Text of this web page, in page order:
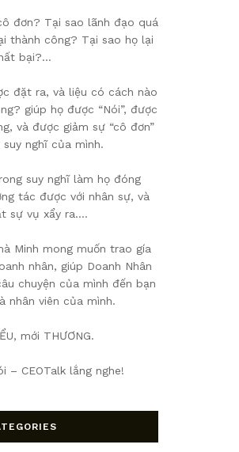
đơn? Tại sao lãnh đạo quá
thành công? Tại sao họ lại
bại?…
đặt ra, và liệu có cách nào
giúp họ được “Nói”, được
và được giảm sự “cô đơn”
nghĩ của mình.
suy nghĩ làm họ đóng
tác được với nhân sự, và
sự vụ xẩy ra….
Minh mong muốn trao gía
nhân, giúp Doanh Nhân
chuyện của mình đến bạn
nhân viên của mình.
mới THƯƠNG.
– CEOTalk lắng nghe!